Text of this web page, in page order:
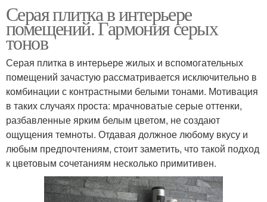
Серая плитка в интерьере
помещений. Гармония серых
тонов
Серая плитка в интерьере жилых и вспомогательных
помещений зачастую рассматривается исключительно в
комбинации с контрастными белыми тонами. Мотивация
в таких случаях проста: мрачноватые серые оттенки,
разбавленные ярким белым цветом, не создают
ощущения темноты. Отдавая должное любому вкусу и
любым предпочтениям, стоит заметить, что такой подход
к цветовым сочетаниям несколько примитивен.